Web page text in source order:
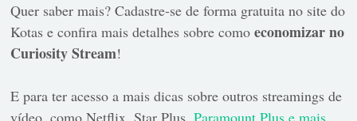
Quer saber mais?Cadastre-se de forma gratuita no site do
Kotas e confira mais detalhes sobre comoeconomizar no
Curiosity Stream!
E para ter acesso a mais dicas sobre outros streamings de
vídeo, como Netflix, Star Plus,Paramount Plus e mais,